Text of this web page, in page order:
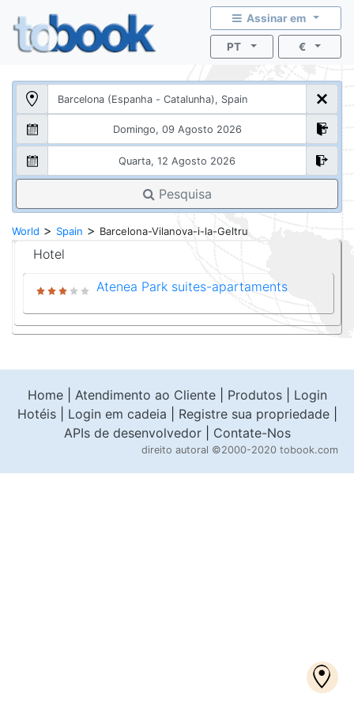
Assinar em
PT €
Pesquisa
World > Spain > Barcelona-Vilanova-i-la-Geltru
Hotel
Atenea Park suites-apartaments
Home| Atendimento ao Cliente| Produtos| Login
Hotéis| Login em cadeia Registre sua propriedade|
APIs de desenvolvedor| Contate-Nos
direito autoral ©2000-2020 tobook.com